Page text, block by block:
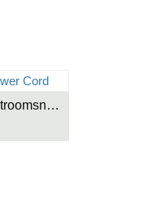
NEMA 5-15P Medisch Stroomsnoer